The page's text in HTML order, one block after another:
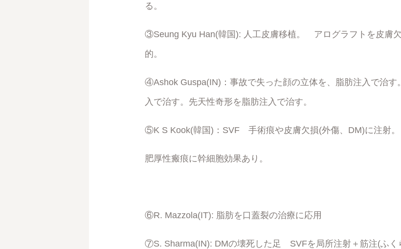
る。
③Seung Kyu Han(韓国): 人工皮膚移植。 アログラフトを皮膚
的。
④Ashok Guspa(IN)：事故で失った顔の立体を、脂肪注入で治す
入で治す。先天性奇形を脂肪注入で治す。
⑤K S Kook(韓国)：SVF 手術痕や皮膚欠損(外傷、DM)に注射。
肥厚性瘢痕に幹細胞効果あり。
⑥R. Mazzola(IT): 脂肪を口蓋裂の治療に応用
⑦S. Sharma(IN): DMの壊死した足 SVFを局所注射＋筋注(ふく